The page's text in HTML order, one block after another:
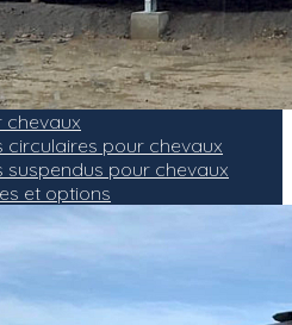
chevaux
circulaires pour chevaux
suspendus pour chevaux
et options